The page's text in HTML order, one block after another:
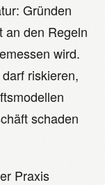
Gründen
an den Regeln
wird.
riskieren,
schaden
Praxis